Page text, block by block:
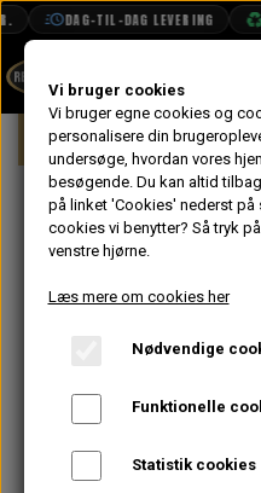
DAG-TIL-DAG LEVERING
BOOK TID
PROJEKTER
TEKNISK DATA
VANDPOLERING
Forside Mini
På lager
Vi bruger cookies
Vi bruger egne cookies og
personalisere din
undersøge, hvordan vores
besøgende. Du kan altid
på linket 'Cookies' nederst på
cookies vi benytter? Så tryk
venstre hjørne.
Læs mere om cookies her
Nødvendige
Funktionelle
Statistik cookies